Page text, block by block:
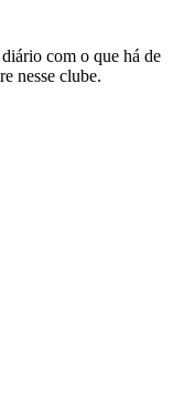
com o que há de
nesse clube.